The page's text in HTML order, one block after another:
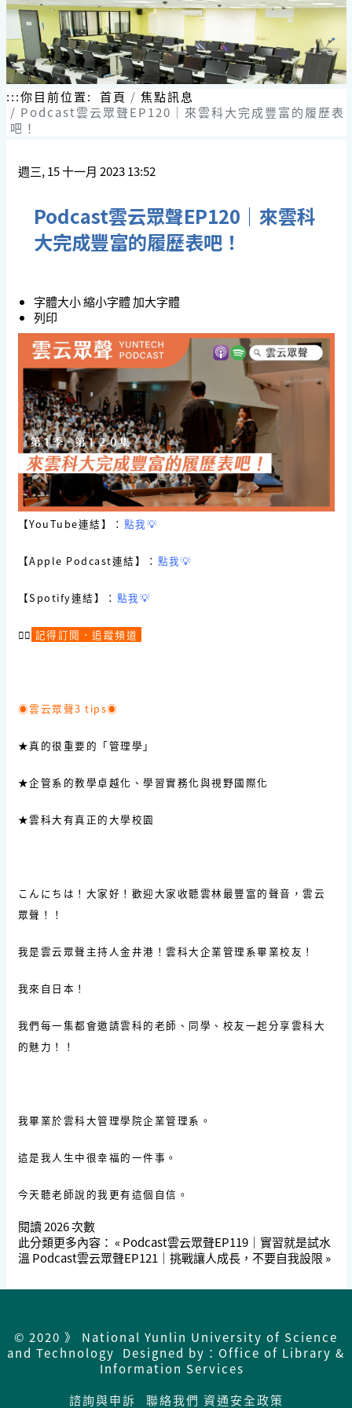
:::你目前位置: 首頁
焦點訊息
Podcast雲云眾聲EP120｜來雲科大完成豐富的履歷表
吧！
週三, 15 十一月 2023 13:52
Podcast雲云眾聲EP120｜來雲科
大完成豐富的履歷表吧！
字體大小縮小字體加大字體
列印
【YouTube連結】： 點我💡
【Apple Podcast連結】： 點我💡
【Spotify連結】： 點我💡
☝🏻 記得訂閱．追蹤頻道
◉雲云眾聲3 tips◉
★真的很重要的「管理學」
★企管系的教學卓越化、學習實務化與視野國際化
★雲科大有真正的大學校園
こんにちは！大家好！歡迎大家收聽雲林最豐富的聲音，雲云
眾聲！！
我是雲云眾聲主持人金井港！雲科大企業管理系畢業校友！
我來自日本！
我們每一集都會邀請雲科的老師、同學、校友一起分享雲科大
的魅力！！
我畢業於雲科大管理學院企業管理系。
這是我人生中很幸福的一件事。
今天聽老師說的我更有這個自信。
閱讀2026次數
此分類更多內容： « Podcast雲云眾聲EP119｜實習就是試水
溫 Podcast雲云眾聲EP121｜挑戰讓人成長，不要自我設限 »
© 2020 》 National Yunlin University of Science
and Technology Designed by：Office of Library &
Information Services
諮詢與申訴
聯絡我們 資通安全政策